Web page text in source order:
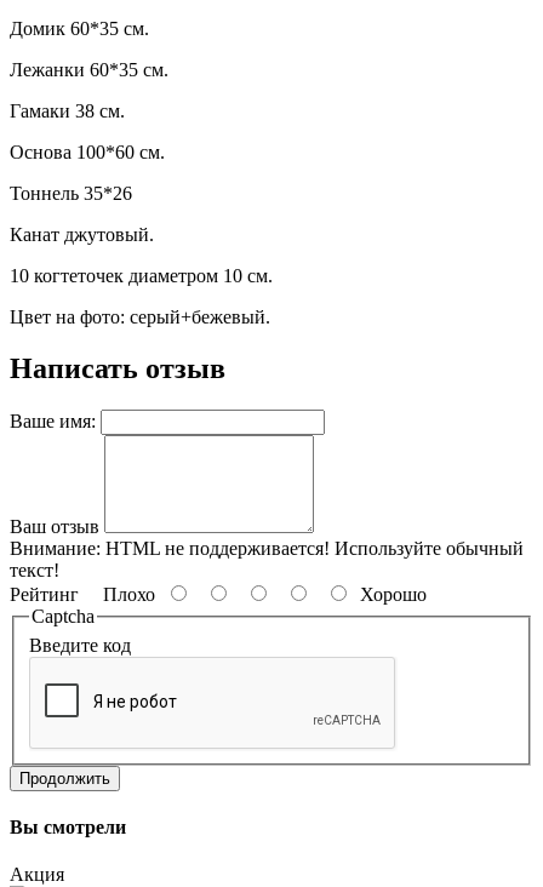
Домик 60*35 см.
Лежанки 60*35 см.
Гамаки 38 см.
Основа 100*60 см.
Тоннель 35*26
Канат джутовый.
10 когтеточек диаметром 10 см.
Цвет на фото: серый+бежевый.
Написать отзыв
Ваше имя:
Ваш отзыв
Внимание: HTML не поддерживается! Используйте обычный
текст!
Рейтинг Плохо
Хорошо
Captcha
Введите код
Продолжить
Вы смотрели
Акция